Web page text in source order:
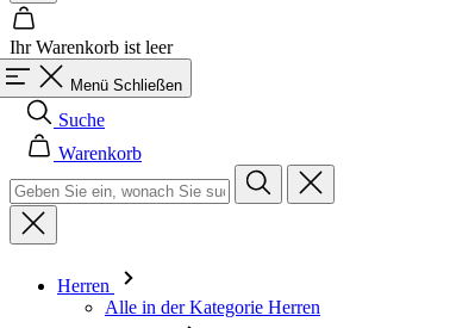
Ihr Warenkorb ist leer
Menü Schließen
Suche
Warenkorb
Herren
Alle in der Kategorie Herren